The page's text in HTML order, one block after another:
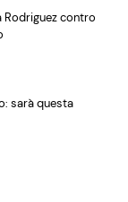
Rodriguez contro
sarà questa